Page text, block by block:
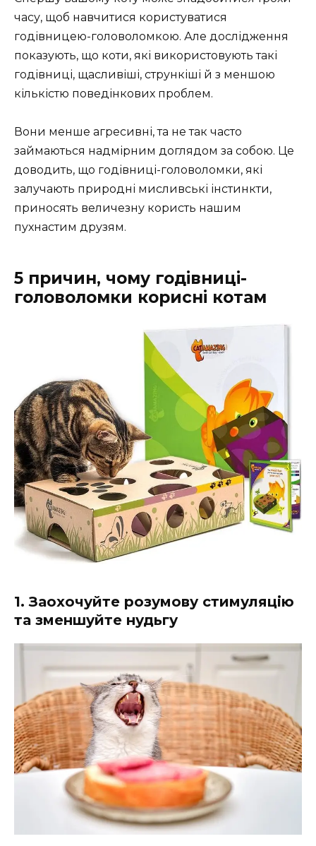
часу, щоб навчитися користуватися
годівницею-головоломкою. Але дослідження
показують, що коти, які використовують такі
годівниці, щасливіші, стрункіші й з меншою
кількістю поведінкових проблем.
Вони менше агресивні, та не так часто
займаються надмірним доглядом за собою. Це
доводить, що годівниці-головоломки, які
залучають природні мисливські інстинкти,
приносять величезну користь нашим
пухнастим друзям.
5 причин, чому годівниці-
головоломки корисні котам
1. Заохочуйте розумову стимуляцію
та зменшуйте нудьгу